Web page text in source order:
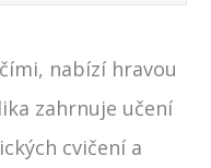
nabízí hravou
zahrnuje učení
cvičení a